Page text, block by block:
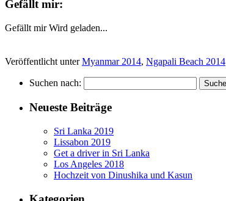
Gefällt mir:
Gefällt mir Wird geladen...
Veröffentlicht unter Myanmar 2014, Ngapali Beach 2014
Suchen nach:
Neueste Beiträge
Sri Lanka 2019
Lissabon 2019
Get a driver in Sri Lanka
Los Angeles 2018
Hochzeit von Dinushika und Kasun